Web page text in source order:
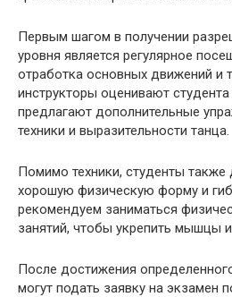
Первым шагом в получении
уровня является регулярное
отработка основных движений и
инструкторы оценивают студента
предлагают дополнительные
техники и выразительности танца.
Помимо техники, студенты
хорошую физическую форму и
рекомендуем заниматься
занятий, чтобы укрепить мышцы
После достижения
могут подать заявку на экзамен